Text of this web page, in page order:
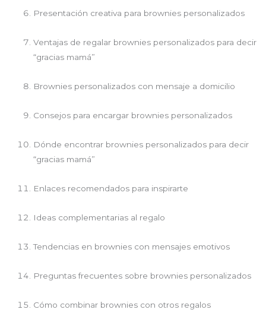
Presentación creativa para brownies personalizados
Ventajas de regalar brownies personalizados para decir
“gracias mamá”
Brownies personalizados con mensaje a domicilio
Consejos para encargar brownies personalizados
Dónde encontrar brownies personalizados para decir
“gracias mamá”
Enlaces recomendados para inspirarte
Ideas complementarias al regalo
Tendencias en brownies con mensajes emotivos
Preguntas frecuentes sobre brownies personalizados
Cómo combinar brownies con otros regalos